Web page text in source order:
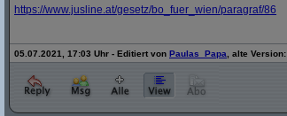
https://www.jusline.at/gesetz/bo_fuer_wien/paragraf/86
05.07.2021, 17:03 Uhr - Editiert von Paulas_Papa , alte Version: